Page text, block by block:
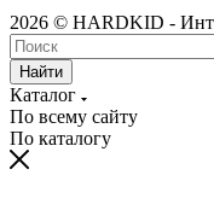
2026 © HARDKID -
Найти
Каталог
По всему сайту
По каталогу